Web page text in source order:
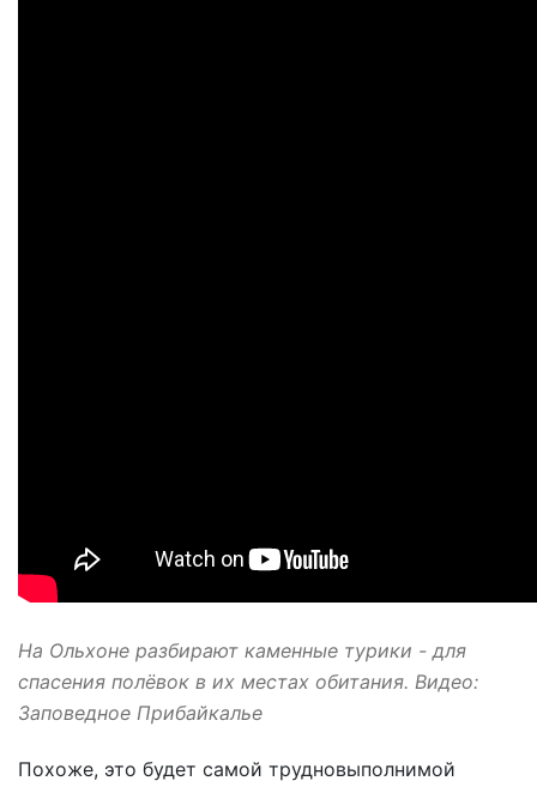
На Ольхоне разбирают каменные турики - для
спасения полёвок в их местах обитания. Видео:
Заповедное Прибайкалье
Похоже, это будет самой трудновыполнимой